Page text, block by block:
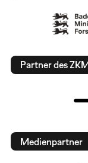
Partner des ZKM
Medienpartner